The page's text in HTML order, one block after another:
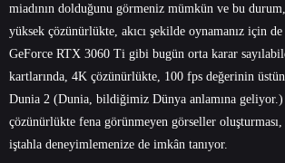
miadının dolduğunu görmeniz mümkün ve bu
yüksek çözünürlükte, akıcı şekilde oynamanız için de
GeForce RTX 3060 Ti gibi bugün orta karar
kartlarında, 4K çözünürlükte, 100 fps değerinin
Dunia 2 (Dunia, bildiğimiz Dünya anlamına
çözünürlükte fena görünmeyen görseller
iştahla deneyimlemenize de imkân tanıyor.